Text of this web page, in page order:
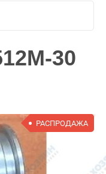
30
РАСПРОДАЖА